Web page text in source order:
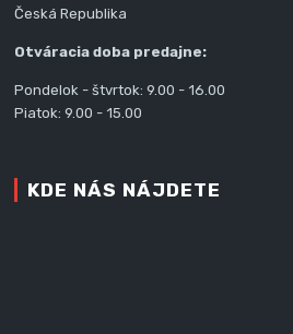
Česká Republika
Otváracia doba predajne:
Pondelok - štvrtok: 9.00 - 16.00
Piatok: 9.00 - 15.00
KDE NÁS NÁJDETE